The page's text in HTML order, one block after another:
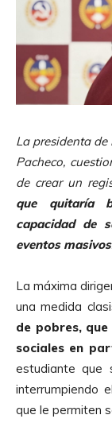
La presidenta
Pacheco,
de crear un
que quitaría
capacidad de
eventos
La máxima
una medida
de pobres,
sociales en
estudiante que
interrumpiendo
que le permiten